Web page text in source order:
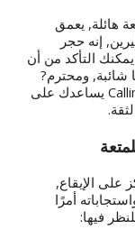
هائلة, يعمق
إنه حجر
التأكد من أن
شائبة, ومحترم?
من Callimis يساعدك على
على الإيقاع,
أمرًا
فيها: